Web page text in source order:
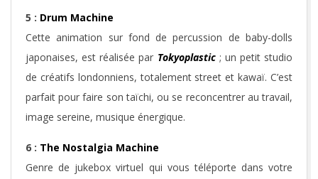
5 : Drum Machine
Cette animation sur fond de percussion de baby-dolls
japonaises, est réalisée par Tokyoplastic; un petit studio
de créatifs londonniens, totalement street et kawaï. C’est
parfait pour faire son taïchi, ou se reconcentrer au travail,
image sereine, musique énergique.
6 : The Nostalgia Machine
Genre de jukebox virtuel qui vous téléporte dans votre